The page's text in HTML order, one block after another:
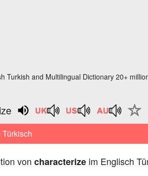
Turkish and Multilingual Dictionary 20+
von characterizeim Englisch